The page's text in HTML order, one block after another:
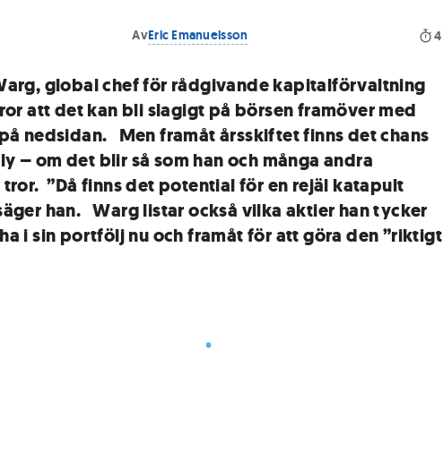
AvEric Emanuelsson 4
global chef för rådgivande kapitalförvaltning
att det kan bli slagigt på börsen framöver med
nedsidan. Men framåt årsskiftet finns det chans
– om det blir så som han och många andra
”Då finns det potential för en rejäl katapult
han. Warg listar också vilka aktier han tycker
i sin portfölj nu och framåt för att göra den ”riktigt